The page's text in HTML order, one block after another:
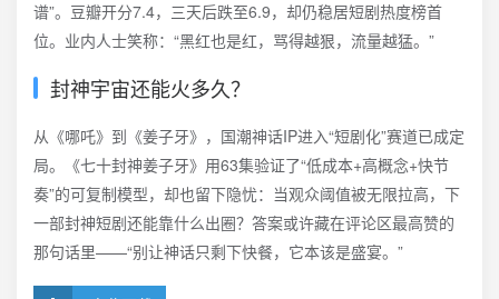
谱”。豆瓣开分7.4，三天后跌至6.9，却仍稳居短剧热度榜首
位。业内人士笑称：“黑红也是红，骂得越狠，流量越猛。”
封神宇宙还能火多久？
从《哪吒》到《姜子牙》，国潮神话IP进入“短剧化”赛道已成定
局。《七十封神姜子牙》用63集验证了“低成本+高概念+快节
奏”的可复制模型，却也留下隐忧：当观众阈值被无限拉高，下
一部封神短剧还能靠什么出圈？答案或许藏在评论区最高赞的
那句话里——“别让神话只剩下快餐，它本该是盛宴。”